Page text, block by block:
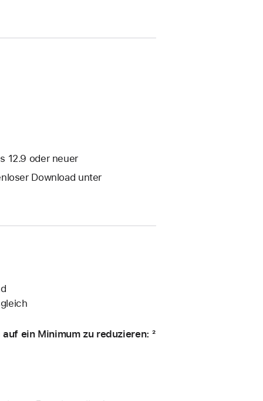
12.9 oder neuer
Download unter
ein Minimum zu reduzieren: ²